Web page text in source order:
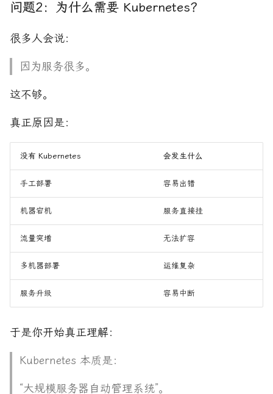
问题2：为什么需要 Kubernetes？
很多人会说：
因为服务很多。
这不够。
真正原因是：
没有 Kubernetes 会发生什么
手工部署 容易出错
机器宕机 服务直接挂
流量突增 无法扩容
多机器部署 运维复杂
服务升级 容易中断
于是你开始真正理解：
Kubernetes 本质是：
“大规模服务器自动管理系统”。